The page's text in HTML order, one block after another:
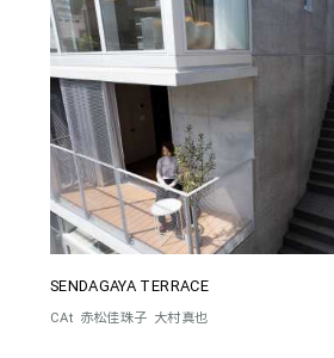
SENDAGAYA TERRACE
CAt 赤松佳珠子 大村真也